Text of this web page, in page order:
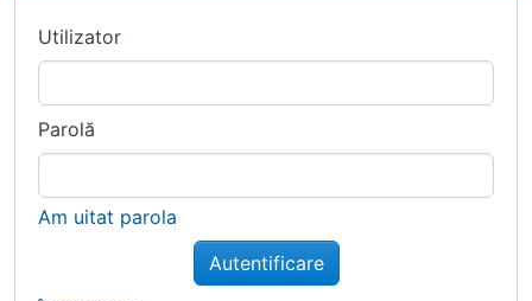
Utilizator
Parolă
Am uitat parola
Autentificare